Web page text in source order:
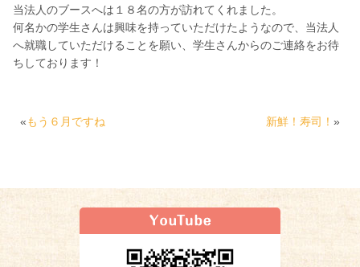
当法人のブースへは１８名の方が訪れてくれました。
何名かの学生さんは興味を持っていただけたようなので、当法人
へ就職していただけることを願い、学生さんからのご連絡をお待
ちしております！
«もう６月ですね 新鮮！寿司！ »